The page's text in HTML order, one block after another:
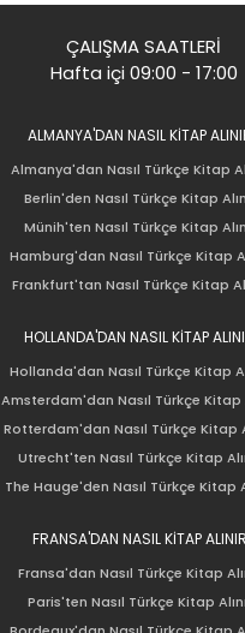
ÇALIŞMA SAATLERİ
Hafta içi 09:00 - 17:00
ALMANYA'DAN NASIL KİTAP
Almanya'dan Nasıl Türkçe Kitap
Berlin'den Nasıl Türkçe Kitap
Münih'ten Nasıl Türkçe Kitap
Hamburg'dan Nasıl Türkçe Kitap
Frankfurt'tan Nasıl Türkçe Kitap
HOLLANDA'DAN NASIL KİTAP
Hollanda'dan Nasıl Türkçe Kitap
Amsterdam'dan Nasıl Türkçe Kitap
Rotterdam'dan Nasıl Türkçe Kitap
Utrecht'ten Nasıl Türkçe Kitap
The Hauge'den Nasıl Türkçe Kitap
FRANSA'DAN NASIL KİTAP
Fransa'dan Nasıl Türkçe Kitap
Paris'ten Nasıl Türkçe Kitap